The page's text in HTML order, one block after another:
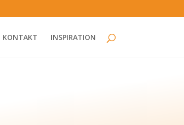
KONTAKT INSPIRATION